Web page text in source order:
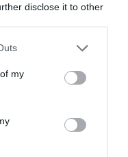
disclose it to other
one or more Google
You may click to
third-party tags to
in below Google
my
a héten